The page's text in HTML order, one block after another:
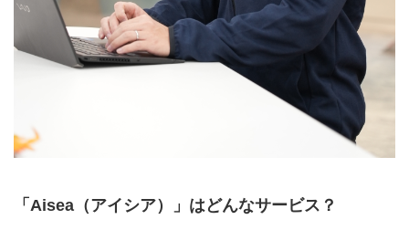
「Aisea（アイシア）」はどんなサービス？